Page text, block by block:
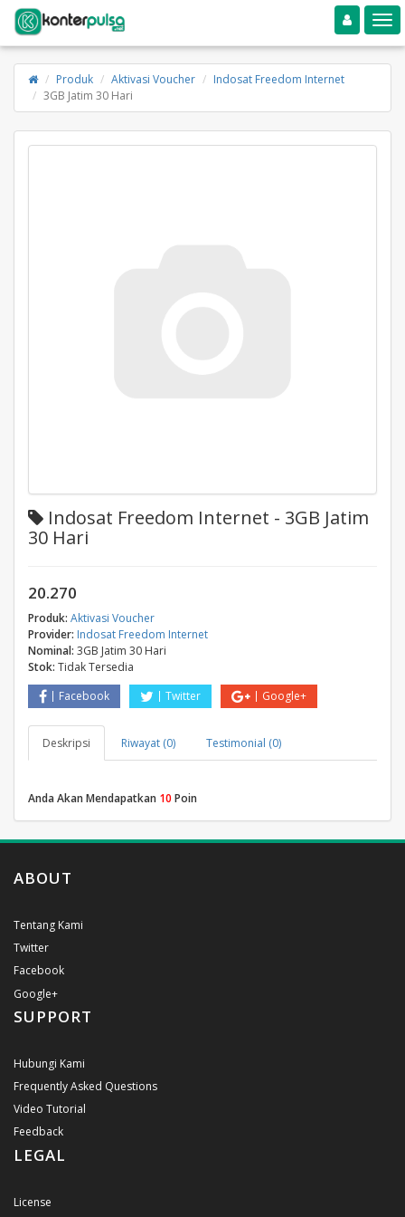
Toggle navigation
Produk Aktivasi Voucher
Indosat Freedom Internet
3GB Jatim 30 Hari
Indosat Freedom Internet - 3GB Jatim
30 Hari
20.270
Produk: Aktivasi Voucher
Provider: Indosat Freedom Internet
Nominal: 3GB Jatim 30 Hari
Stok: Tidak Tersedia
Facebook
Twitter Google+
Deskripsi Riwayat (0) Testimonial (0)
Anda Akan Mendapatkan 10 Poin
ABOUT
Tentang Kami
Twitter
Facebook
Google+
SUPPORT
Hubungi Kami
Frequently Asked Questions
Video Tutorial
Feedback
LEGAL
License